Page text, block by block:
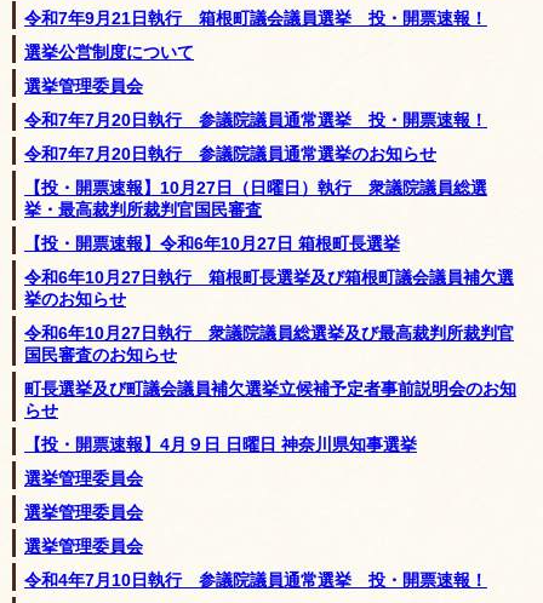
令和7年9月21日執行 箱根町議会議員選挙 投・開票速報！
選挙公営制度について
選挙管理委員会
令和7年7月20日執行 参議院議員通常選挙 投・開票速報！
令和7年7月20日執行 参議院議員通常選挙のお知らせ
【投・開票速報】10月27日（日曜日）執行 衆議院議員総選
挙・最高裁判所裁判官国民審査
【投・開票速報】令和6年10月27日 箱根町長選挙
令和6年10月27日執行 箱根町長選挙及び箱根町議会議員補欠選
挙のお知らせ
令和6年10月27日執行 衆議院議員総選挙及び最高裁判所裁判官
国民審査のお知らせ
町長選挙及び町議会議員補欠選挙立候補予定者事前説明会のお知
らせ
【投・開票速報】4月９日 日曜日 神奈川県知事選挙
選挙管理委員会
選挙管理委員会
選挙管理委員会
令和4年7月10日執行 参議院議員通常選挙 投・開票速報！